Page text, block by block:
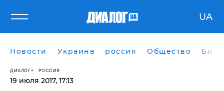
UA
Новости Украина россия Общество
ДИАЛОГ РОССИЯ
19 июля 2017, 17:13